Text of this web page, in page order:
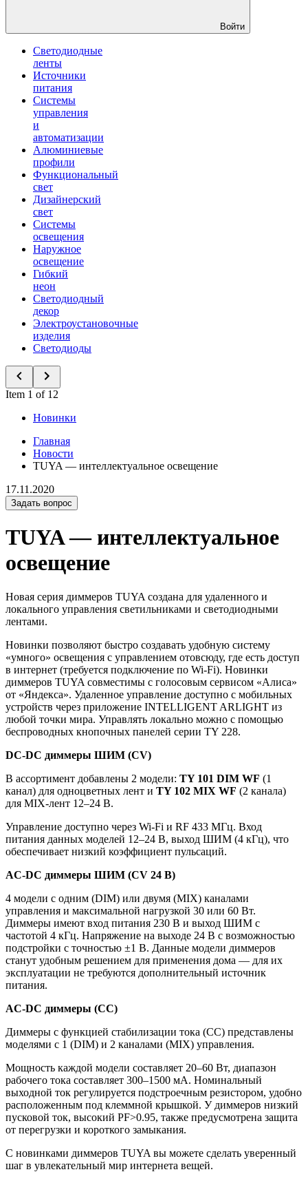
Войти
Светодиодные
ленты
Источники
питания
Системы
управления
и
автоматизации
Алюминиевые
профили
Функциональный
свет
Дизайнерский
свет
Системы
освещения
Наружное
освещение
Гибкий
неон
Светодиодный
декор
Электроустановочные
изделия
Светодиоды
Item 1 of 12
Новинки
Главная
Новости
TUYA — интеллектуальное освещение
17.11.2020
Задать вопрос
TUYA — интеллектуальное
освещение
Новая серия диммеров TUYA создана для удаленного и
локального управления светильниками и светодиодными
лентами.
Новинки позволяют быстро создавать удобную систему
«умного» освещения с управлением отовсюду, где есть доступ
в интернет (требуется подключение по Wi-Fi). Новинки
диммеров TUYA совместимы с голосовым сервисом «Алиса»
от «Яндекса». Удаленное управление доступно с мобильных
устройств через приложение INTELLIGENT ARLIGHT из
любой точки мира. Управлять локально можно с помощью
беспроводных кнопочных панелей серии TY 228.
DC-DC диммеры ШИМ (CV)
В ассортимент добавлены 2 модели: TY 101 DIM WF (1
канал) для одноцветных лент и TY 102 MIX WF (2 канала)
для MIX-лент 12–24 В.
Управление доступно через Wi-Fi и RF 433 МГц. Вход
питания данных моделей 12–24 В, выход ШИМ (4 кГц), что
обеспечивает низкий коэффициент пульсаций.
AC-DC диммеры ШИМ (CV 24 В)
4 модели с одним (DIM) или двумя (MIX) каналами
управления и максимальной нагрузкой 30 или 60 Вт.
Диммеры имеют вход питания 230 В и выход ШИМ с
частотой 4 кГц. Напряжение на выходе 24 В с возможностью
подстройки с точностью ±1 В. Данные модели диммеров
станут удобным решением для применения дома — для их
эксплуатации не требуются дополнительный источник
питания.
AC-DC диммеры (СС)
Диммеры с функцией стабилизации тока (СС) представлены
моделями с 1 (DIM) и 2 каналами (MIX) управления.
Мощность каждой модели составляет 20–60 Вт, диапазон
рабочего тока составляет 300–1500 мА. Номинальный
выходной ток регулируется подстроечным резистором, удобно
расположенным под клеммной крышкой. У диммеров низкий
пусковой ток, высокий PF>0.95, также предусмотрена защита
от перегрузки и короткого замыкания.
С новинками диммеров TUYA вы можете сделать уверенный
шаг в увлекательный мир интернета вещей.